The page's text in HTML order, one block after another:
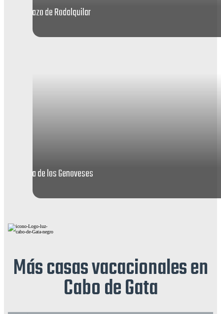
Playazo de Rodalquilar
Playa de los Genoveses
Más casas vacacionales en
Cabo de Gata